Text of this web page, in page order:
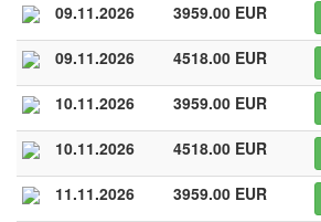
09.11.2026 3959.00 EUR
09.11.2026 4518.00 EUR
10.11.2026 3959.00 EUR
10.11.2026 4518.00 EUR
11.11.2026 3959.00 EUR